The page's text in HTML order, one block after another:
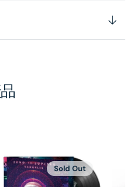
Sold Out